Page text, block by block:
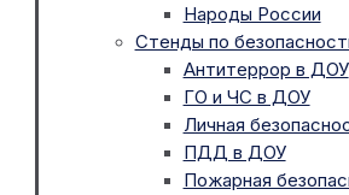
Народы России
Стенды по
Антитеррор в ДОУ
ГО и ЧС в ДОУ
Личная
ПДД в ДОУ
Пожарная